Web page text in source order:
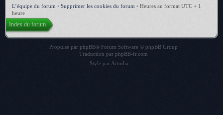
L’équipe du forum • Supprimer les cookies du forum • Heures au format UTC + 1
heure
Index du forum
Propulsé par phpBB® Forum Software © phpBB Group
Traduction par phpBB-fr.com
Style par Artodia